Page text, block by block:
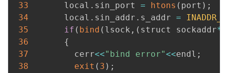
33
       local
. sin_port = htons ( port ) ;
34
       local
. sin_addr . s_addr =
35
if ( bind ( lsock , ( struct sockaddr*
36
{
37
         cerr
<<"bind error"<<endl ;
38
exit ( 3 ) ;